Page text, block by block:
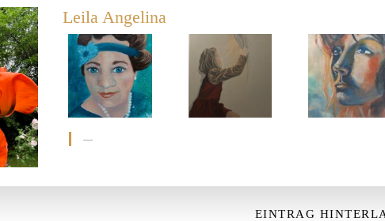
Leila Angelina
EINTRAG